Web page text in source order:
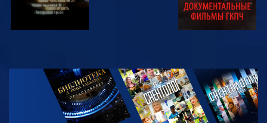
СМОТРЕТЬ
СМОТРЕТЬ
ПЕРЕДАЧИ